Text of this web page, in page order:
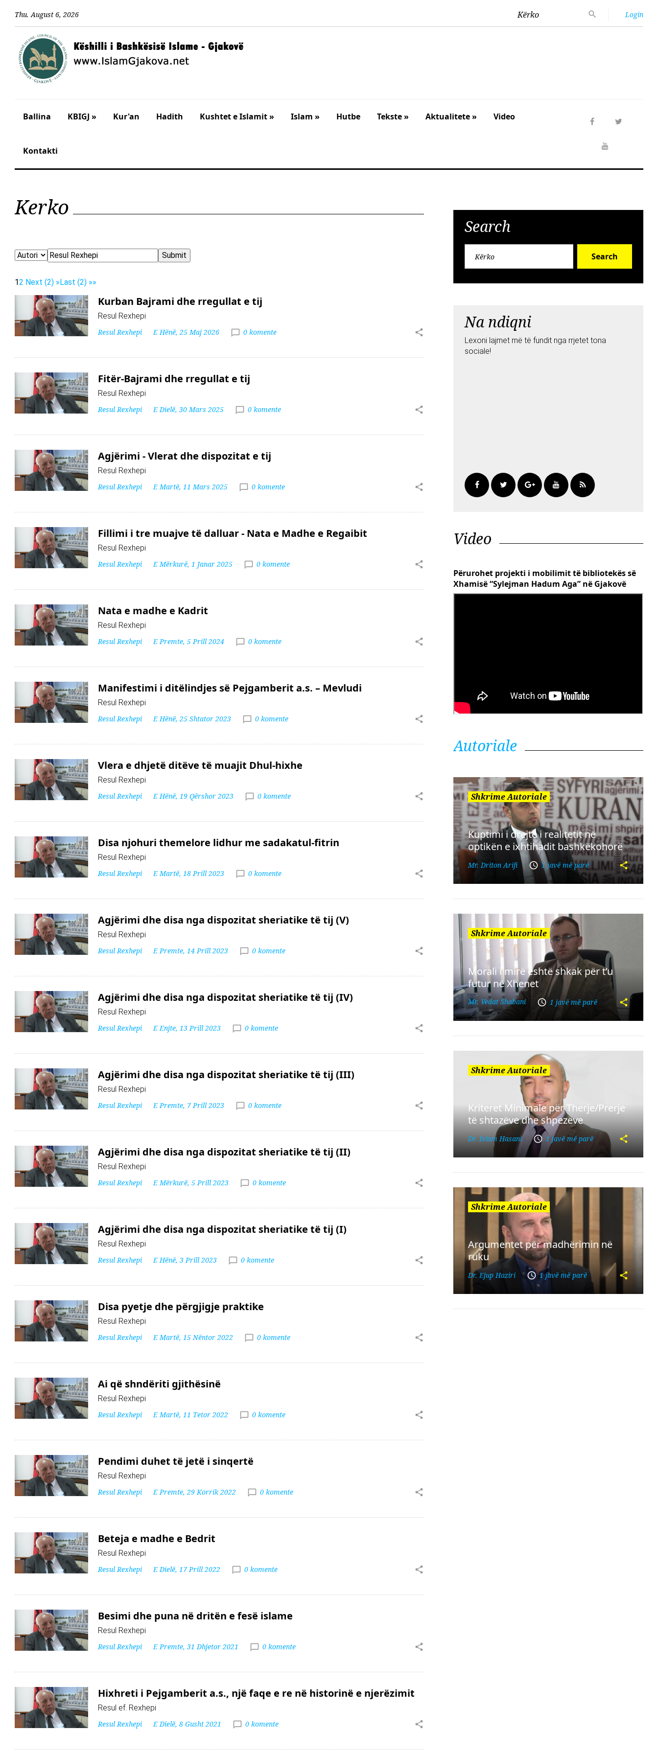
Thu. August 6, 2026 Kërko Login
Ballina KBIGJ » Kur'an Hadith Kushtet e Islamit » Islam » Hutbe Tekste » Aktualitete » Video
Kontakti
Kerko
12 Next (2) »Last (2) »»
Kurban Bajrami dhe rregullat e tij
Resul Rexhepi
Resul Rexhepi
E Hënë, 25 Maj 2026 0 komente
Fitër-Bajrami dhe rregullat e tij
Resul Rexhepi
Resul Rexhepi
E Dielë, 30 Mars 2025 0 komente
Agjërimi - Vlerat dhe dispozitat e tij
Resul Rexhepi
Resul Rexhepi
E Martë, 11 Mars 2025 0 komente
Fillimi i tre muajve të dalluar - Nata e Madhe e Regaibit
Resul Rexhepi
Resul Rexhepi
E Mërkurë, 1 Janar 2025 0 komente
Nata e madhe e Kadrit
Resul Rexhepi
Resul Rexhepi
E Premte, 5 Prill 2024 0 komente
Manifestimi i ditëlindjes së Pejgamberit a.s. – Mevludi
Resul Rexhepi
Resul Rexhepi
E Hënë, 25 Shtator 2023 0 komente
Vlera e dhjetë ditëve të muajit Dhul-hixhe
Resul Rexhepi
Resul Rexhepi
E Hënë, 19 Qërshor 2023 0 komente
Disa njohuri themelore lidhur me sadakatul-fitrin
Resul Rexhepi
Resul Rexhepi
E Martë, 18 Prill 2023 0 komente
Agjërimi dhe disa nga dispozitat sheriatike të tij (V)
Resul Rexhepi
Resul Rexhepi
E Premte, 14 Prill 2023 0 komente
Agjërimi dhe disa nga dispozitat sheriatike të tij (IV)
Resul Rexhepi
Resul Rexhepi
E Enjte, 13 Prill 2023 0 komente
Agjërimi dhe disa nga dispozitat sheriatike të tij (III)
Resul Rexhepi
Resul Rexhepi
E Premte, 7 Prill 2023 0 komente
Agjërimi dhe disa nga dispozitat sheriatike të tij (II)
Resul Rexhepi
Resul Rexhepi
E Mërkurë, 5 Prill 2023 0 komente
Agjërimi dhe disa nga dispozitat sheriatike të tij (I)
Resul Rexhepi
Resul Rexhepi
E Hënë, 3 Prill 2023 0 komente
Disa pyetje dhe përgjigje praktike
Resul Rexhepi
Resul Rexhepi
E Martë, 15 Nëntor 2022 0 komente
Ai që shndëriti gjithësinë
Resul Rexhepi
Resul Rexhepi
E Martë, 11 Tetor 2022 0 komente
Pendimi duhet të jetë i sinqertë
Resul Rexhepi
Resul Rexhepi
E Premte, 29 Korrik 2022 0 komente
Beteja e madhe e Bedrit
Resul Rexhepi
Resul Rexhepi
E Dielë, 17 Prill 2022 0 komente
Besimi dhe puna në dritën e fesë islame
Resul Rexhepi
Resul Rexhepi
E Premte, 31 Dhjetor 2021 0 komente
Hixhreti i Pejgamberit a.s., një faqe e re në historinë e njerëzimit
Resul ef. Rexhepi
Resul Rexhepi
E Dielë, 8 Gusht 2021 0 komente
Search
Search
Na ndiqni
Lexoni lajmet më të fundit nga rrjetet tona
sociale!
Video
Përurohet projekti i mobilimit të bibliotekës së
Xhamisë “Sylejman Hadum Aga” në Gjakovë
Autoriale
Shkrime Autoriale
Kuptimi i drejtë i realitetit në
optikën e ixhtihadit bashkëkohorë
Mr. Driton Arifi 1 javë më parë
Shkrime Autoriale
Morali i mirë është shkak për t’u
futur në Xhenet
Mr. Vedat Shabani 1 javë më parë
Shkrime Autoriale
Kriteret Minimale për Therje/Prerje
të shtazëve dhe shpezëve
Dr. Islam Hasani 1 javë më parë
Shkrime Autoriale
Argumentet për madhërimin në
ruku
Dr. Ejup Haziri 1 javë më parë